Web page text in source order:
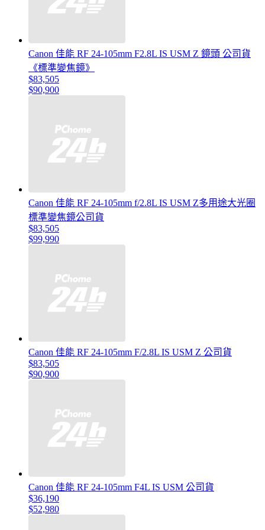
Canon 佳能 RF 24-105mm F2.8L IS USM Z 鏡頭 公司貨
《標準變焦鏡》
$83,505
$90,900
Canon 佳能 RF 24-105mm f/2.8L IS USM Z多用途大光圈
標準變焦鏡公司貨
$83,505
$99,990
Canon 佳能 RF 24-105mm F/2.8L IS USM Z 公司貨
$83,505
$90,900
Canon 佳能 RF 24-105mm F4L IS USM 公司貨
$36,190
$52,980